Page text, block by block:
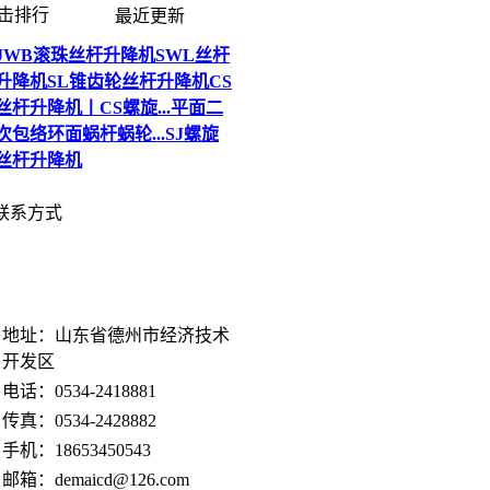
排行 最近更新
滚珠丝杆升降机SWL丝杆
降机SL锥齿轮丝杆升降机CS
杆升降机丨CS螺旋...平面二
包络环面蜗杆蜗轮...SJ螺旋
杆升降机
系方式
地址：山东省德州市经济技术
开发区
电话： 0534-2418881
传真： 0534-2428882
手机： 18653450543
邮箱： demaicd@126.com